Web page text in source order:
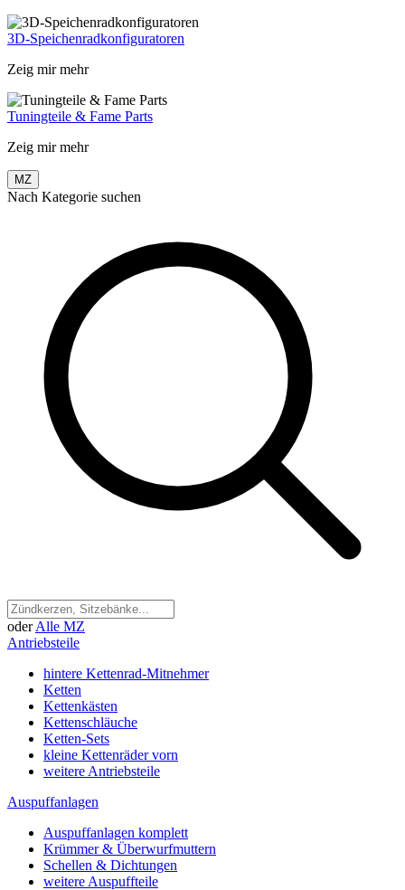
3D-Speichenradkonfiguratoren
Zeig mir mehr
Tuningteile & Fame Parts
Zeig mir mehr
MZ
Nach Kategorie suchen
oder Alle MZ
Antriebsteile
hintere Kettenrad-Mitnehmer
Ketten
Kettenkästen
Kettenschläuche
Ketten-Sets
kleine Kettenräder vorn
weitere Antriebsteile
Auspuffanlagen
Auspuffanlagen komplett
Krümmer & Überwurfmuttern
Schellen & Dichtungen
weitere Auspuffteile